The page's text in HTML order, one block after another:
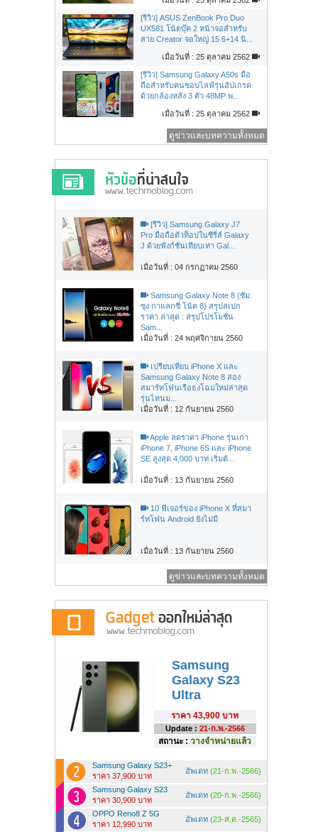
[รีวิว] ASUS ZenBook Pro Duo
UX581 โน้ตบุ๊ค 2 หน้าจอสำหรับ
สาย Creator จอใหญ่ 15.6+14 นิ...
เมื่อวันที่ : 25 ตุลาคม 2562
[รีวิว] Samsung Galaxy A50s มือ
ถือสำหรับคนชอบไลฟ์รุ่นอัปเกรด
ด้วยกล้องหลัง 3 ตัว 48MP พ...
เมื่อวันที่ : 25 ตุลาคม 2562
ดูข่าวและบทความทั้งหมด
[รีวิว] Samsung Galaxy J7
Pro มือถือตัวท็อปในซีรี่ส์ Galaxy
J ด้วยฟังก์ชันเทียบเท่า Gal...
เมื่อวันที่ : 04 กรกฏาคม 2560
Samsung Galaxy Note 8 (ซัม
ซุง กาแลกซี่ โน้ต 8) สรุปสเปก
ราคา ล่าสุด : สรุปโปรโมชั่น
Sam...
เมื่อวันที่ : 24 พฤศจิกายน 2560
เปรียบเทียบ iPhone X และ
Samsung Galaxy Note 8 สอง
สมาร์ทโฟนเรือธงโฉมใหม่ล่าสุด
รุ่นไหนม...
เมื่อวันที่ : 12 กันยายน 2560
Apple ลดราคา iPhone รุ่นเก่า
iPhone 7, iPhone 6S และ iPhone
SE สูงสุด 4,000 บาท เริ่มต้...
เมื่อวันที่ : 13 กันยายน 2560
10 ฟีเจอร์ของ iPhone X ที่สมา
ร์ทโฟน Android ยังไม่มี
เมื่อวันที่ : 13 กันยายน 2560
ดูข่าวและบทความทั้งหมด
Samsung
Galaxy S23
Ultra
ราคา 43,900 บาท
Update : 21-ก.พ.-2566
สถานะ : วางจำหน่ายแล้ว
Samsung Galaxy S23+
ราคา 37,900 บาท
อัพเดท (21-ก.พ.-2566)
Samsung Galaxy S23
ราคา 30,900 บาท
อัพเดท (20-ก.พ.-2566)
OPPO Reno8 Z 5G
ราคา 12,990 บาท
อัพเดท (23-ส.ค.-2565)